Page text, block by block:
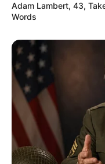
Adam Lambert, 43,
Words